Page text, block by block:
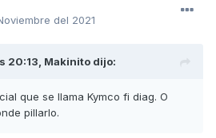
pone a 100% y si lo pones en
como sube y baja conforme
funciona como en un coche (algun
que no) pero sonda labda y demas
el asiento y en la parte
del 2021
20:13, Makinito dijo:
que se llama Kymco fi diag. O
pillarlo.